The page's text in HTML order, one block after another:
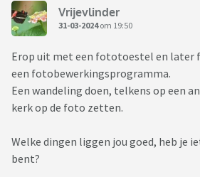
Vrijevlinder
31-03-2024om 19:50
Erop uit met een fototoestel en later
een fotobewerkingsprogramma.
Een wandeling doen, telkens op een
kerk op de foto zetten.
Welke dingen liggen jou goed, heb je
bent?